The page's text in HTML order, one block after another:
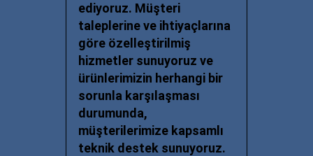
ediyoruz. Müşteri
taleplerine ve ihtiyaçlarına
göre özelleştirilmiş
hizmetler sunuyoruz ve
ürünlerimizin herhangi bir
sorunla karşılaşması
durumunda,
müşterilerimize kapsamlı
teknik destek sunuyoruz.